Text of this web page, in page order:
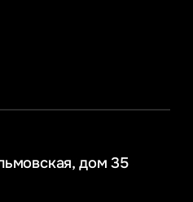
дом 35